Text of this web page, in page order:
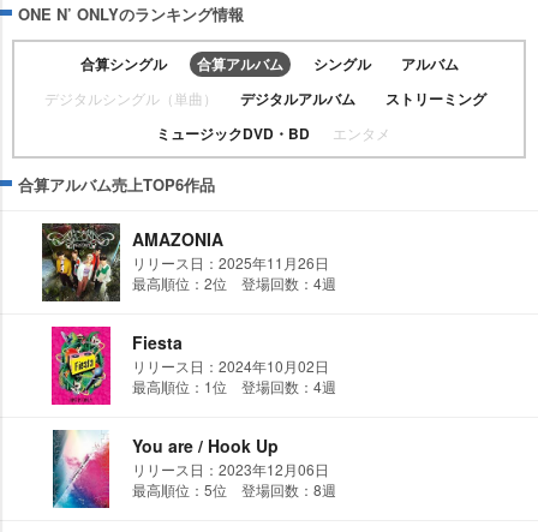
ONE N’ ONLYのランキング情報
合算シングル 合算アルバム シングル アルバム
デジタルシングル（単曲） デジタルアルバム
ストリーミング
ミュージックDVD・BD
エンタメ
合算アルバム売上TOP6作品
AMAZONIA
リリース日：2025年11月26日
最高順位：2位 登場回数：4週
Fiesta
リリース日：2024年10月02日
最高順位：1位 登場回数：4週
You are / Hook Up
リリース日：2023年12月06日
最高順位：5位 登場回数：8週